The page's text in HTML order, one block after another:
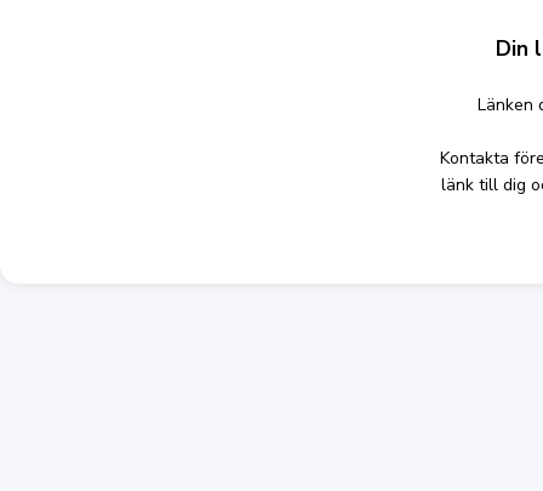
Din
Länken
Kontakta
länk till dig